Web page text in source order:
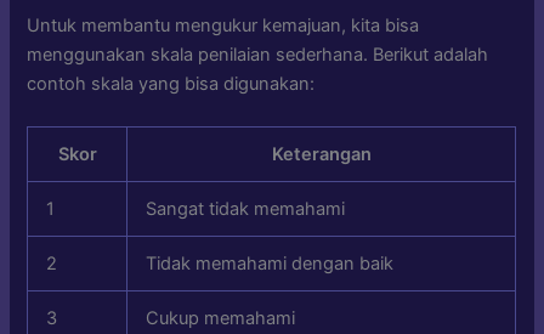
Untuk membantu mengukur kemajuan, kita bisa
menggunakan skala penilaian sederhana. Berikut adalah
contoh skala yang bisa digunakan:
Skor Keterangan
1 Sangat tidak memahami
2 Tidak memahami dengan baik
3 Cukup memahami